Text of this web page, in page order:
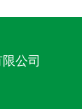
公司